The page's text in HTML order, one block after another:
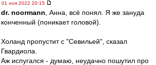
01 ноя 2022 20:15
dr. noormann , Анна, всё понял. Я же зануда
конченный (поникает головой).
Холанд пропустит с "Севильей", сказал
Гвардиола.
Аж испугался - думаю, неудачно пошутил про